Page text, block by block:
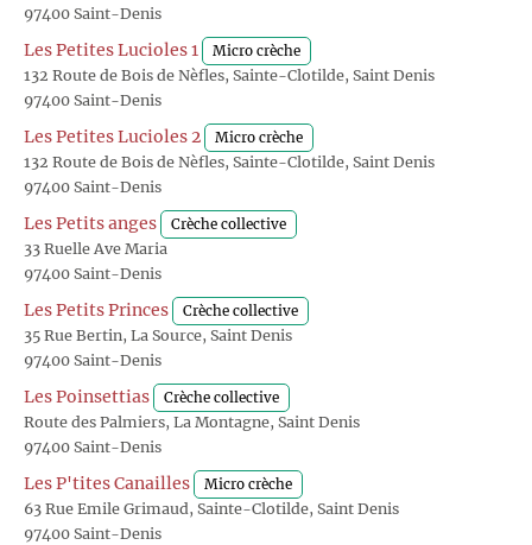
97400 Saint-Denis
Les Petites Lucioles 1 Micro crèche
132 Route de Bois de Nèfles, Sainte-Clotilde, Saint Denis
97400 Saint-Denis
Les Petites Lucioles 2 Micro crèche
132 Route de Bois de Nèfles, Sainte-Clotilde, Saint Denis
97400 Saint-Denis
Les Petits anges Crèche collective
33 Ruelle Ave Maria
97400 Saint-Denis
Les Petits Princes Crèche collective
35 Rue Bertin, La Source, Saint Denis
97400 Saint-Denis
Les Poinsettias Crèche collective
Route des Palmiers, La Montagne, Saint Denis
97400 Saint-Denis
Les P'tites Canailles Micro crèche
63 Rue Emile Grimaud, Sainte-Clotilde, Saint Denis
97400 Saint-Denis